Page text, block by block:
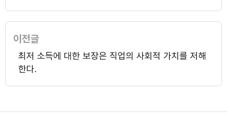
이전글
최저 소득에 대한 보장은 직업의 사회적 가치를 저해
한다.